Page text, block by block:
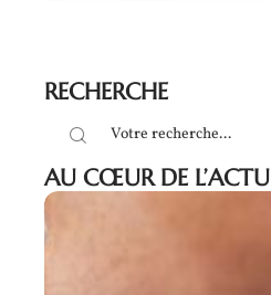
RECHERCHE
AU CŒUR DE L’ACTU